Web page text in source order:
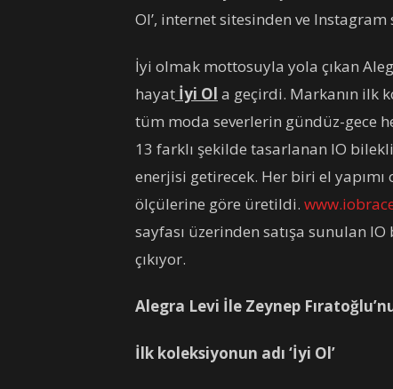
Ol’, internet sitesinden ve
İyi olmak mottosuyla yola çıkan
hayat İyi Ol a geçirdi. Markanın ilk
tüm moda severlerin gündüz-gece
13 farklı şekilde tasarlanan IO
enerjisi getirecek. Her biri el
ölçülerine göre üretildi.
sayfası üzerinden satışa sunulan
çıkıyor.
Alegra Levi İle Zeynep
İlk koleksiyonun adı ‘İyi Ol’